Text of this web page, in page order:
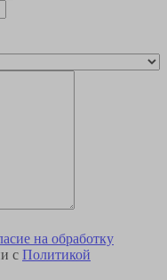
на обработку
с Политикой